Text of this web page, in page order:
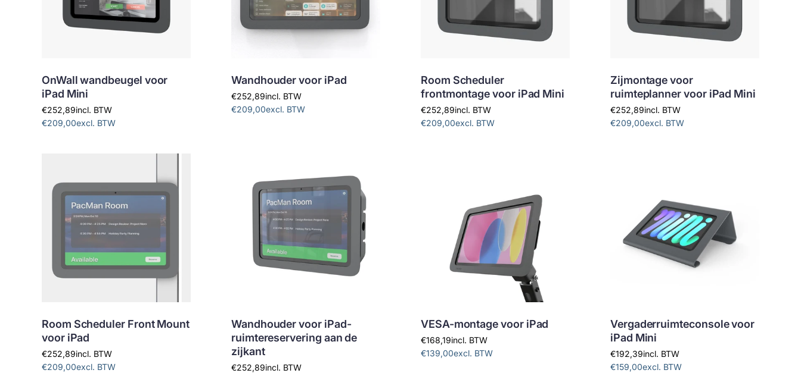
OnWall wandbeugel voor
iPad Mini
€252,89incl. BTW
€209,00excl. BTW
Wandhouder voor iPad
€252,89incl. BTW
€209,00excl. BTW
Room Scheduler
frontmontage voor iPad Mini
€252,89incl. BTW
€209,00excl. BTW
Zijmontage voor
ruimteplanner voor iPad Mini
€252,89incl. BTW
€209,00excl. BTW
Room Scheduler Front Mount
voor iPad
€252,89incl. BTW
€209,00excl. BTW
Wandhouder voor iPad-
ruimtereservering aan de
zijkant
€252,89incl. BTW
VESA-montage voor iPad
€168,19incl. BTW
€139,00excl. BTW
Vergaderruimteconsole voor
iPad Mini
€192,39incl. BTW
€159,00excl. BTW